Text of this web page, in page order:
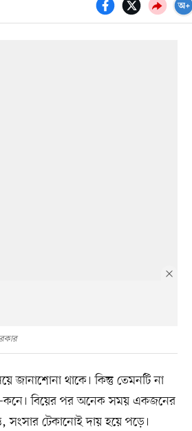
জানাশোনা থাকে। কিন্তু তেমনটি না
বিয়ের পর অনেক সময় একজনের
সংসার টেকানোই দায় হয়ে পড়ে।